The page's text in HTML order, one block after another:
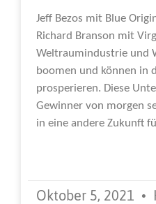
Jeff Bezos mit Blue
Richard Branson mit
Weltraumindustrie und
boomen und können in
prosperieren. Diese
Gewinner von morgen
in eine andere Zukunft
Oktober 5, 2021